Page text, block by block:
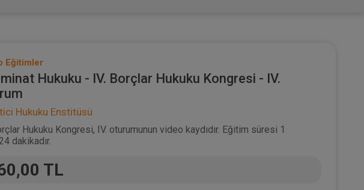
Eğitimler
Hukuku - IV. Borçlar Hukuku Kongresi - IV.
Hukuku Enstitüsü
Hukuku Kongresi, IV. oturumunun video kaydıdır. Eğitim süresi 1
dakikadır.
TL